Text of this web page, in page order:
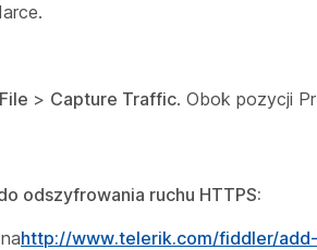
File > Capture Traffic. Obok pozycji
odszyfrowania ruchu HTTPS:
http://www.telerik.com/fiddler/